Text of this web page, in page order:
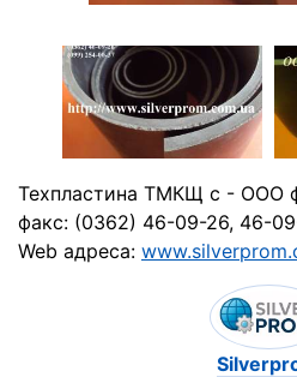
Техпластина ТМКЩ с - ООО
факс: (0362) 46-09-26, 46-
Web адреса: